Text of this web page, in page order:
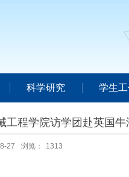
科学研究 学生
程学院访学团赴英国牛
27 浏览： 1313